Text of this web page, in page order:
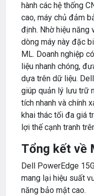
hành các hệ thống
cao, máy chủ đảm
định. Nhờ hiệu năng
dòng máy này đặc
ML. Doanh nghiệp
liệu nhanh chóng,
dựa trên dữ liệu.
giúp quản lý lưu trữ
tích nhanh và chính
khai thác tối đa giá
lợi thế cạnh tranh
Tổng kết về
Dell PowerEdge
mang lại hiệu suất
năng bảo mật cao.